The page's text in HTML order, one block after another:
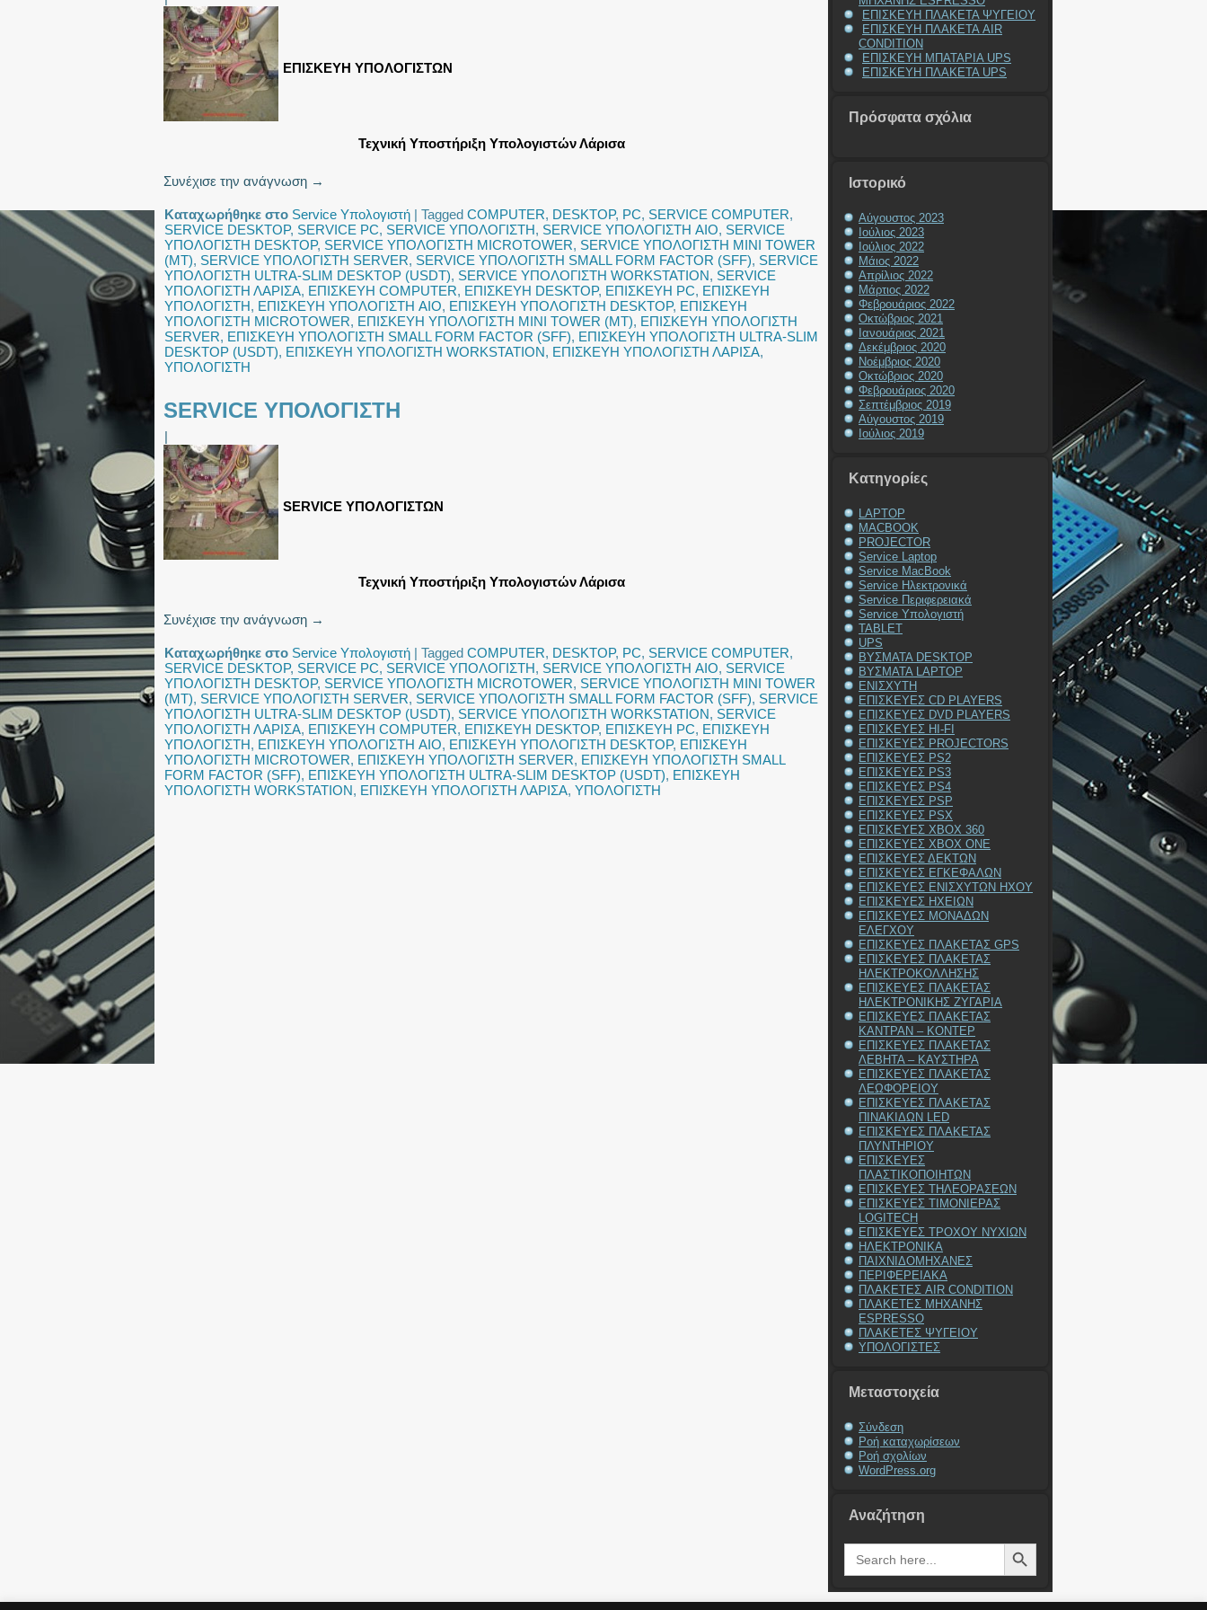
ΕΠΙΣΚΕΥΗ ΥΠΟΛΟΓΙΣΤΩΝ
Τεχνική Υποστήριξη Υπολογιστών Λάρισα
Συνέχισε την ανάγνωση →
Καταχωρήθηκε στο Service Υπολογιστή | Tagged COMPUTER, DESKTOP, PC, SERVICE COMPUTER,
SERVICE DESKTOP, SERVICE PC, SERVICE ΥΠΟΛΟΓΙΣΤΗ, SERVICE ΥΠΟΛΟΓΙΣΤΗ AIO, SERVICE
ΥΠΟΛΟΓΙΣΤΗ DESKTOP, SERVICE ΥΠΟΛΟΓΙΣΤΗ MICROTOWER, SERVICE ΥΠΟΛΟΓΙΣΤΗ MINI TOWER
(MT), SERVICE ΥΠΟΛΟΓΙΣΤΗ SERVER, SERVICE ΥΠΟΛΟΓΙΣΤΗ SMALL FORM FACTOR (SFF), SERVICE
ΥΠΟΛΟΓΙΣΤΗ ULTRA-SLIM DESKTOP (USDT), SERVICE ΥΠΟΛΟΓΙΣΤΗ WORKSTATION, SERVICE
ΥΠΟΛΟΓΙΣΤΗ ΛΑΡΙΣΑ, ΕΠΙΣΚΕΥΗ COMPUTER, ΕΠΙΣΚΕΥΗ DESKTOP, ΕΠΙΣΚΕΥΗ PC, ΕΠΙΣΚΕΥΗ
ΥΠΟΛΟΓΙΣΤΗ, ΕΠΙΣΚΕΥΗ ΥΠΟΛΟΓΙΣΤΗ AIO, ΕΠΙΣΚΕΥΗ ΥΠΟΛΟΓΙΣΤΗ DESKTOP, ΕΠΙΣΚΕΥΗ
ΥΠΟΛΟΓΙΣΤΗ MICROTOWER, ΕΠΙΣΚΕΥΗ ΥΠΟΛΟΓΙΣΤΗ MINI TOWER (MT), ΕΠΙΣΚΕΥΗ ΥΠΟΛΟΓΙΣΤΗ
SERVER, ΕΠΙΣΚΕΥΗ ΥΠΟΛΟΓΙΣΤΗ SMALL FORM FACTOR (SFF), ΕΠΙΣΚΕΥΗ ΥΠΟΛΟΓΙΣΤΗ ULTRA-SLIM
DESKTOP (USDT), ΕΠΙΣΚΕΥΗ ΥΠΟΛΟΓΙΣΤΗ WORKSTATION, ΕΠΙΣΚΕΥΗ ΥΠΟΛΟΓΙΣΤΗ ΛΑΡΙΣΑ,
ΥΠΟΛΟΓΙΣΤΗ
SERVICE ΥΠΟΛΟΓΙΣΤΗ
|
SERVICE ΥΠΟΛΟΓΙΣΤΩΝ
Τεχνική Υποστήριξη Υπολογιστών Λάρισα
Συνέχισε την ανάγνωση →
Καταχωρήθηκε στο Service Υπολογιστή | Tagged COMPUTER, DESKTOP, PC, SERVICE COMPUTER,
SERVICE DESKTOP, SERVICE PC, SERVICE ΥΠΟΛΟΓΙΣΤΗ, SERVICE ΥΠΟΛΟΓΙΣΤΗ AIO, SERVICE
ΥΠΟΛΟΓΙΣΤΗ DESKTOP, SERVICE ΥΠΟΛΟΓΙΣΤΗ MICROTOWER, SERVICE ΥΠΟΛΟΓΙΣΤΗ MINI TOWER
(MT), SERVICE ΥΠΟΛΟΓΙΣΤΗ SERVER, SERVICE ΥΠΟΛΟΓΙΣΤΗ SMALL FORM FACTOR (SFF), SERVICE
ΥΠΟΛΟΓΙΣΤΗ ULTRA-SLIM DESKTOP (USDT), SERVICE ΥΠΟΛΟΓΙΣΤΗ WORKSTATION, SERVICE
ΥΠΟΛΟΓΙΣΤΗ ΛΑΡΙΣΑ, ΕΠΙΣΚΕΥΗ COMPUTER, ΕΠΙΣΚΕΥΗ DESKTOP, ΕΠΙΣΚΕΥΗ PC, ΕΠΙΣΚΕΥΗ
ΥΠΟΛΟΓΙΣΤΗ, ΕΠΙΣΚΕΥΗ ΥΠΟΛΟΓΙΣΤΗ AIO, ΕΠΙΣΚΕΥΗ ΥΠΟΛΟΓΙΣΤΗ DESKTOP, ΕΠΙΣΚΕΥΗ
ΥΠΟΛΟΓΙΣΤΗ MICROTOWER, ΕΠΙΣΚΕΥΗ ΥΠΟΛΟΓΙΣΤΗ SERVER, ΕΠΙΣΚΕΥΗ ΥΠΟΛΟΓΙΣΤΗ SMALL
FORM FACTOR (SFF), ΕΠΙΣΚΕΥΗ ΥΠΟΛΟΓΙΣΤΗ ULTRA-SLIM DESKTOP (USDT), ΕΠΙΣΚΕΥΗ
ΥΠΟΛΟΓΙΣΤΗ WORKSTATION, ΕΠΙΣΚΕΥΗ ΥΠΟΛΟΓΙΣΤΗ ΛΑΡΙΣΑ, ΥΠΟΛΟΓΙΣΤΗ
ΕΠΙΣΚΕΥΗ ΠΛΑΚΕΤΑ ΨΥΓΕΙΟΥ
ΕΠΙΣΚΕΥΗ ΠΛΑΚΕΤΑ AIR
CONDITION
ΕΠΙΣΚΕΥΗ ΜΠΑΤΑΡΙΑ UPS
ΕΠΙΣΚΕΥΗ ΠΛΑΚΕΤΑ UPS
Πρόσφατα σχόλια
Ιστορικό
Αύγουστος 2023
Ιούλιος 2023
Ιούλιος 2022
Μάιος 2022
Απρίλιος 2022
Μάρτιος 2022
Φεβρουάριος 2022
Οκτώβριος 2021
Ιανουάριος 2021
Δεκέμβριος 2020
Νοέμβριος 2020
Οκτώβριος 2020
Φεβρουάριος 2020
Σεπτέμβριος 2019
Αύγουστος 2019
Ιούλιος 2019
Kατηγορίες
LAPTOP
MACBOOK
PROJECTOR
Service Laptop
Service MacBook
Service Ηλεκτρονικά
Service Περιφερειακά
Service Υπολογιστή
TABLET
UPS
ΒΥΣΜΑΤΑ DESKTOP
ΒΥΣΜΑΤΑ LAPTOP
ΕΝΙΣΧΥΤΗ
ΕΠΙΣΚΕΥΕΣ CD PLAYERS
ΕΠΙΣΚΕΥΕΣ DVD PLAYERS
ΕΠΙΣΚΕΥΕΣ HI-FI
ΕΠΙΣΚΕΥΕΣ PROJECTORS
ΕΠΙΣΚΕΥΕΣ PS2
ΕΠΙΣΚΕΥΕΣ PS3
ΕΠΙΣΚΕΥΕΣ PS4
ΕΠΙΣΚΕΥΕΣ PSP
ΕΠΙΣΚΕΥΕΣ PSX
ΕΠΙΣΚΕΥΕΣ XBOX 360
ΕΠΙΣΚΕΥΕΣ XBOX ONE
ΕΠΙΣΚΕΥΕΣ ΔΕΚΤΩΝ
ΕΠΙΣΚΕΥΕΣ ΕΓΚΕΦΑΛΩΝ
ΕΠΙΣΚΕΥΕΣ ΕΝΙΣΧΥΤΩΝ ΗΧΟΥ
ΕΠΙΣΚΕΥΕΣ ΗΧΕΙΩΝ
ΕΠΙΣΚΕΥΕΣ ΜΟΝΑΔΩΝ
ΕΛΕΓΧΟΥ
ΕΠΙΣΚΕΥΕΣ ΠΛΑΚΕΤΑΣ GPS
ΕΠΙΣΚΕΥΕΣ ΠΛΑΚΕΤΑΣ
ΗΛΕΚΤΡΟΚΟΛΛΗΣΗΣ
ΕΠΙΣΚΕΥΕΣ ΠΛΑΚΕΤΑΣ
ΗΛΕΚΤΡΟΝΙΚΗΣ ΖΥΓΑΡΙΑ
ΕΠΙΣΚΕΥΕΣ ΠΛΑΚΕΤΑΣ
ΚΑΝΤΡΑΝ – ΚΟΝΤΕΡ
ΕΠΙΣΚΕΥΕΣ ΠΛΑΚΕΤΑΣ
ΛΕΒΗΤΑ – ΚΑΥΣΤΗΡΑ
ΕΠΙΣΚΕΥΕΣ ΠΛΑΚΕΤΑΣ
ΛΕΩΦΟΡΕΙΟΥ
ΕΠΙΣΚΕΥΕΣ ΠΛΑΚΕΤΑΣ
ΠΙΝΑΚΙΔΩΝ LED
ΕΠΙΣΚΕΥΕΣ ΠΛΑΚΕΤΑΣ
ΠΛΥΝΤΗΡΙΟΥ
ΕΠΙΣΚΕΥΕΣ
ΠΛΑΣΤΙΚΟΠΟΙΗΤΩΝ
ΕΠΙΣΚΕΥΕΣ ΤΗΛΕΟΡΑΣΕΩΝ
ΕΠΙΣΚΕΥΕΣ ΤΙΜΟΝΙΕΡΑΣ
LOGITECH
ΕΠΙΣΚΕΥΕΣ ΤΡΟΧΟΥ ΝΥΧΙΩΝ
ΗΛΕΚΤΡΟΝΙΚΑ
ΠΑΙΧΝΙΔΟΜΗΧΑΝΕΣ
ΠΕΡΙΦΕΡΕΙΑΚΑ
ΠΛΑΚΕΤΕΣ AIR CONDITION
ΠΛΑΚΕΤΕΣ ΜΗΧΑΝΗΣ
ESPRESSO
ΠΛΑΚΕΤΕΣ ΨΥΓΕΙΟΥ
ΥΠΟΛΟΓΙΣΤΕΣ
Μεταστοιχεία
Σύνδεση
Ροή καταχωρίσεων
Ροή σχολίων
WordPress.org
Αναζήτηση
Search
for:
Search Button